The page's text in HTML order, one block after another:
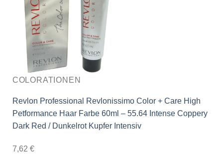
COLORATIONEN
Revlon Professional Revlonissimo Color + Care High
Petformance Haar Farbe 60ml – 55.64 Intense Coppery
Dark Red / Dunkelrot Kupfer Intensiv
7,62 €